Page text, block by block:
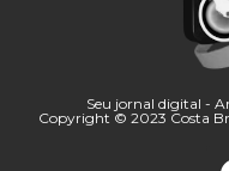
Seu jornal digital -
Copyright © 2023 Costa